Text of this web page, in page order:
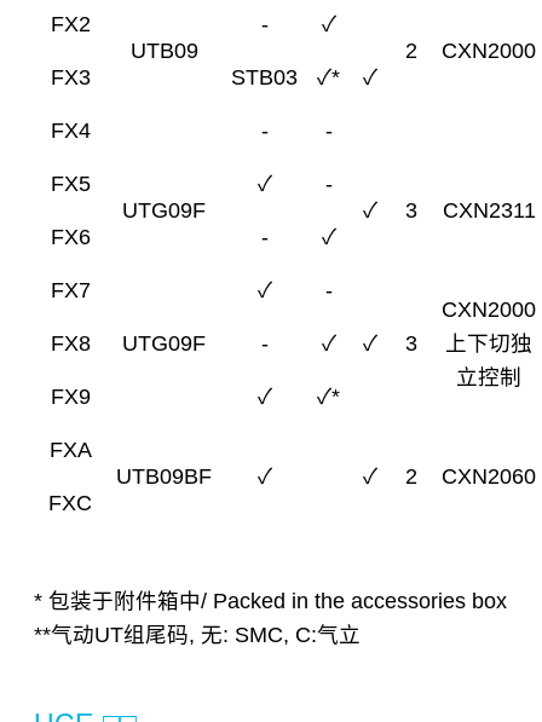
UTB09 2 CXN2000
FX2 - ✓
✓
FX3 STB03 ✓*
FX4 - -
FX5
UTG09F
✓
-
✓
3
CXN2311
FX6
- ✓
FX7
UTG09F
✓ -
✓ 3
CXN2000
上下切独
立控制
FX8 - ✓
FX9 ✓ ✓*
FXA
UTB09BF
✓ ✓ 2
CXN2060
FXC
* 包装于附件箱中/ Packed in the accessories box
**气动UT组尾码, 无: SMC, C:气立